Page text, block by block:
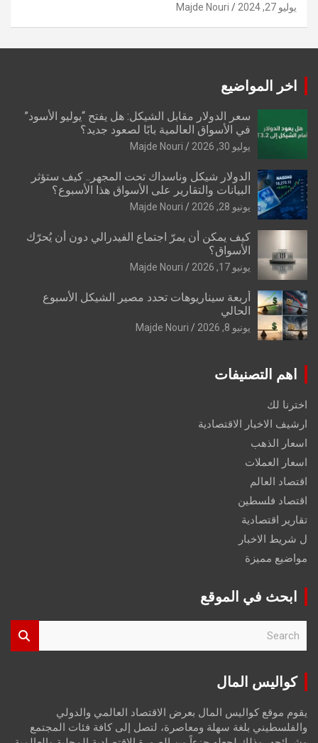
يوليو 27, 2024 Majde Nouri
اخر المواضيع
سعر الدولار مقابل الشيكل: هل يفتح “يوليو الأسود”
في الأسواق العالمية بابًا لصعود جديد؟
يوليو 30, 2026 Majde Nouri
الدولار شيكل وناسداك تحت المجهر.. كيف ستؤثر
البيانات والتقارير على الأسواق هذا الأسبوع؟
يونيو 28, 2026 Majde Nouri
كيف يمكن أن يمرّ اجتماع الفيدرالي دون أن يُحرّك
الأسواق؟
يونيو 17, 2026 Majde Nouri
أربعة سيناريوهات تحدد مصير الشيكل الأسبوع
الحالي
يونيو 8, 2026 Majde Nouri
اهم التصنيفات
اخترنا لك
ارشيف الاخبار الاقتصادية
اسعار الذهب
اسعار العملات
اقتصاد العالم
اقتصاد فلسطين
تقارير اقتصادية
ل شريط الاخبار
مواضيع مميزة
ابحث في الموقع
r
كواليس المال
يقوم موقع كواليس المال بعرض الاقتصاد العالمي والدولي
والفلسطيني بلغة سهلة ومعاصرة، لتصل إلى كافة فئات المجتمع